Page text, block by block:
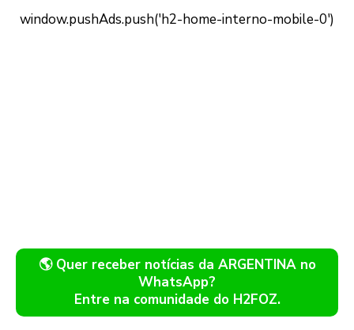
🌎 Quer receber notícias da ARGENTINA no
WhatsApp?
Entre na comunidade do H2FOZ.